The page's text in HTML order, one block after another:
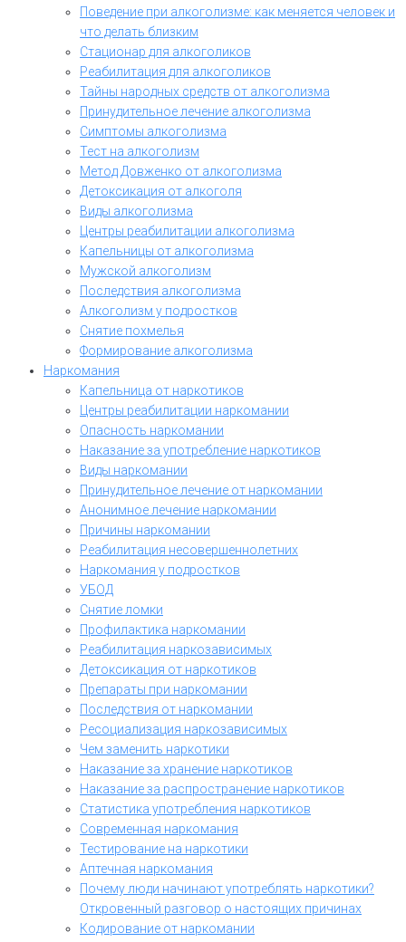
Поведение при алкоголизме: как меняется человек и
что делать близким
Стационар для алкоголиков
Реабилитация для алкоголиков
Тайны народных средств от алкоголизма
Принудительное лечение алкоголизма
Симптомы алкоголизма
Тест на алкоголизм
Метод Довженко от алкоголизма
Детоксикация от алкоголя
Виды алкоголизма
Центры реабилитации алкоголизма
Капельницы от алкоголизма
Мужской алкоголизм
Последствия алкоголизма
Алкоголизм у подростков
Снятие похмелья
Формирование алкоголизма
Наркомания
Капельница от наркотиков
Центры реабилитации наркомании
Опасность наркомании
Наказание за употребление наркотиков
Виды наркомании
Принудительное лечение от наркомании
Анонимное лечение наркомании
Причины наркомании
Реабилитация несовершеннолетних
Наркомания у подростков
УБОД
Снятие ломки
Профилактика наркомании
Реабилитация наркозависимых
Детоксикация от наркотиков
Препараты при наркомании
Последствия от наркомании
Ресоциализация наркозависимых
Чем заменить наркотики
Наказание за хранение наркотиков
Наказание за распространение наркотиков
Статистика употребления наркотиков
Современная наркомания
Тестирование на наркотики
Аптечная наркомания
Почему люди начинают употреблять наркотики?
Откровенный разговор о настоящих причинах
Кодирование от наркомании